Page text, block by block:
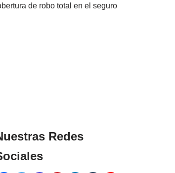
de robo total en el seguro
Redes